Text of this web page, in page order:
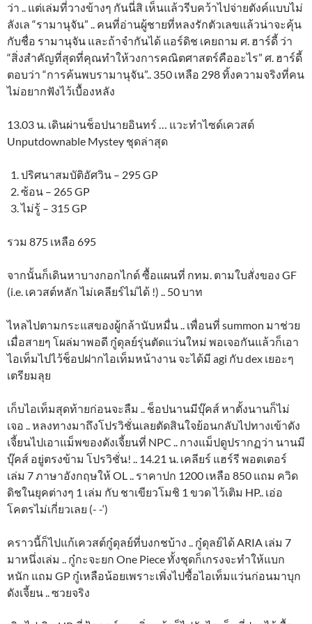
ว่า .. แต่เล่มที่วางข้างๆ กันนี่สิ เห็นแล้วรีบคว้าไปจ่ายตังค์แบบไม่
ลังเล “รามานุจัน” .. คนที่อ่านผู้ชายที่หลงรักตัวเลขแล้วน่าจะคุ้น
กับชื่อ รามานุจัน และถ้าจำกันได้ แอร์ดิช เคยถาม ศ. ฮาร์ดี้ ว่า
“สิ่งสำคัญที่สุดที่คุณทำให้วงการคณิตศาสตร์คืออะไร” ศ. ฮาร์ดี้
ตอบว่า “การค้นพบรามานุจัน”.. 350 เหลือ 298 ทิ้งความจริงที่คน
ไม่อยากฟังไว้เบื้องหลัง
13.03 น. เดินผ่านช็อปนายอินทร์ … แวะทำไซด์เควสต์
Unputdownable Mystey ชุดล่าสุด
ปริศนาสมบัติอัศวิน – 295 GP
ซ้อน – 265 GP
ไม่รู้ – 315 GP
รวม 875 เหลือ 695
จากนั้นก็เดินหาบางกอกไกด์ ซื้อแผนที่ กทม. ตามใบสั่งของ GF
(i.e. เควสต์หลัก ไม่เคลียร์ไม่ได้ !) .. 50 บาท
ไหลไปตามกระแสของผู้กล้านับหมื่น .. เพื่อนที่ summon มาช่วย
เมื่อสายๆ โผล่มาพอดี กู๋ดุลย์รุ่นตัดแว่นใหม่ พอเจอกันแล้วก็เอา
ไอเท็มไปไว้ช็อปฝากไอเท็มหน้างาน จะได้มี agi กับ dex เยอะๆ
เตรียมลุย
เก็บไอเท็มสุดท้ายก่อนจะลืม .. ช็อปนานมีบุ๊คส์ หาตั้งนานก็ไม่
เจอ .. หลงทางมาถึงโปรวิชั่นเลยตัดสินใจย้อนกลับไปทางเข้าดัง
เจี้ยนไปเอาแม็พของดังเจี้ยนที่ NPC .. กางแม็ปดูปรากฏว่า นานมี
บุ๊คส์ อยู่ตรงข้าม โปรวิชั่น! .. 14.21 น. เคลียร์ แฮร์รี พอตเตอร์
เล่ม 7 ภาษาอังกฤษให้ OL .. ราคาปก 1200 เหลือ 850 แถม ควิด
ดิชในยุคต่างๆ 1 เล่ม กับ ชาเขียวโมชิ 1 ขวด ไว้เติม HP.. เอ่อ
โคตรไม่เกี่ยวเลย (- -‘)
คราวนี้ก็ไปแก้เควสต์กู๋ดุลย์ที่บงกชบ้าง .. กู๋ดุลย์ได้ ARIA เล่ม 7
มาหนึ่งเล่ม .. กู๋กะจะยก One Piece ทั้งชุดก็เกรงจะทำให้แบก
หนัก แถม GP กู๋เหลือน้อยเพราะเพิ่งไปซื้อไอเท็มแว่นก่อนมาบุก
ดังเจี้ยน .. ซวยจริง